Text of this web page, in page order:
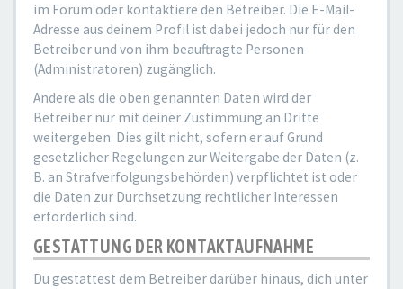
im Forum oder kontaktiere den Betreiber. Die E-Mail-
Adresse aus deinem Profil ist dabei jedoch nur für den
Betreiber und von ihm beauftragte Personen
(Administratoren) zugänglich.
Andere als die oben genannten Daten wird der
Betreiber nur mit deiner Zustimmung an Dritte
weitergeben. Dies gilt nicht, sofern er auf Grund
gesetzlicher Regelungen zur Weitergabe der Daten (z.
B. an Strafverfolgungsbehörden) verpflichtet ist oder
die Daten zur Durchsetzung rechtlicher Interessen
erforderlich sind.
GESTATTUNG DER KONTAKTAUFNAHME
Du gestattest dem Betreiber darüber hinaus, dich unter